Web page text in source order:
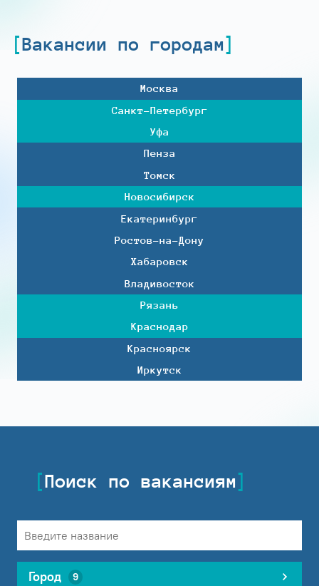
Вакансии по городам
Москва
Санкт-Петербург
Уфа
Пенза
Томск
Новосибирск
Екатеринбург
Ростов-на-Дону
Хабаровск
Владивосток
Рязань
Краснодар
Красноярск
Иркутск
Поиск по вакансиям
Город 9